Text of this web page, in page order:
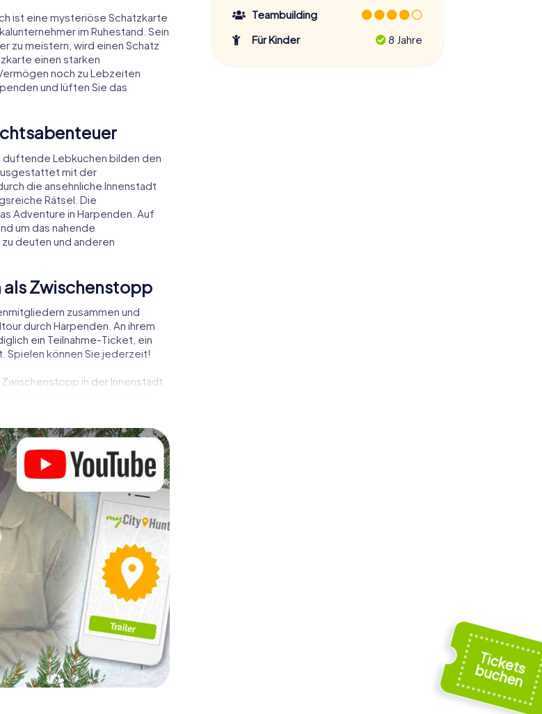
ist eine mysteriöse Schatzkarte
im Ruhestand. Sein
zu meistern, wird einen Schatz
einen starken
noch zu Lebzeiten
und lüften Sie das
duftende Lebkuchen bilden den
mit der
die ansehnliche Innenstadt
Rätsel. Die
Adventure in Harpenden. Auf
um das nahende
deuten und anderen
als Zwischenstopp
zusammen und
durch Harpenden. An ihrem
ein Teilnahme-Ticket, ein
Spielen können Sie jederzeit!
Zwischenstopp in der Innenstadt
Sie sich hier ruhig einen
in
als Programmpunkt Ihrer
das gastronomische
ein Ausflug zum
zu einem Highlight. Schließlich
perfekten Weihnachtsfeier in
Weihnachtsthematik.
des Jahres und planen Sie
in Harpenden ein!
Teambuilding
Für Kinder
8 Jahre